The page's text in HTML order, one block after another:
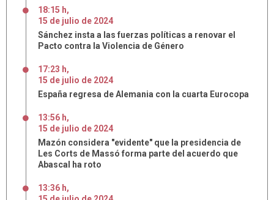
18:15 h,
15 de julio de 2024
Sánchez insta a las fuerzas políticas a renovar el
Pacto contra la Violencia de Género
17:23 h,
15 de julio de 2024
España regresa de Alemania con la cuarta Eurocopa
13:56 h,
15 de julio de 2024
Mazón considera "evidente" que la presidencia de
Les Corts de Massó forma parte del acuerdo que
Abascal ha roto
13:36 h,